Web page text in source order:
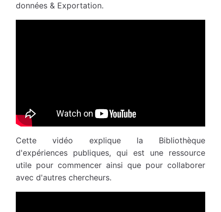
données & Exportation.
Cette vidéo explique la Bibliothèque
d'expériences publiques, qui est une ressource
utile pour commencer ainsi que pour collaborer
avec d'autres chercheurs.